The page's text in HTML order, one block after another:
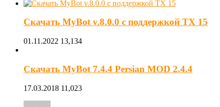
Скачать MyBot v.8.0.0 с поддержкой ТХ 15
01.11.2022 13,134
Скачать MyBot 7.4.4 Persian MOD 2.4.4
17.03.2018 11,023